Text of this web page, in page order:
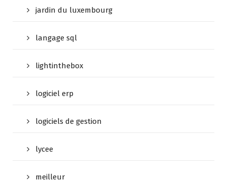
jardin du luxembourg
langage sql
lightinthebox
logiciel erp
logiciels de gestion
lycee
meilleur